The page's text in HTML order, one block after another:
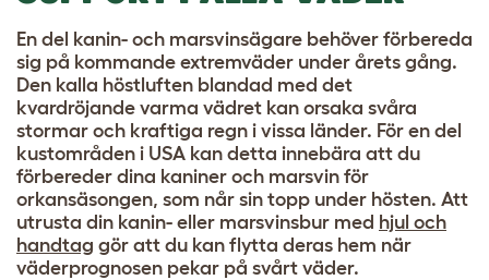
En del kanin- och marsvinsägare behöver förbereda
sig på kommande extremväder under årets gång.
Den kalla höstluften blandad med det
kvardröjande varma vädret kan orsaka svåra
stormar och kraftiga regn i vissa länder. För en del
kustområden i USA kan detta innebära att du
förbereder dina kaniner och marsvin för
orkansäsongen, som når sin topp under hösten. Att
utrusta din kanin- eller marsvinsbur med hjul och
handtag gör att du kan flytta deras hem när
väderprognosen pekar på svårt väder.